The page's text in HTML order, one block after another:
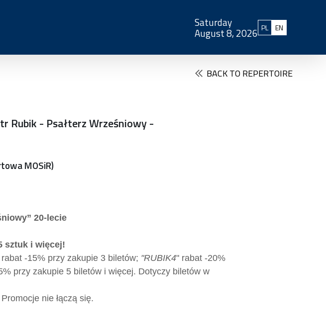
Saturday
August 8, 2026 PL Polski
ENEnglish
BACK TO REPERTOIRE
Rubik - Psałterz Wrześniowy -
MOSiR)
20-lecie
sztuk i więcej!
-15% przy zakupie 3 biletów; "RUBIK4" rabat -20%
przy zakupie 5 biletów i więcej. Dotyczy biletów w
nie łączą się.